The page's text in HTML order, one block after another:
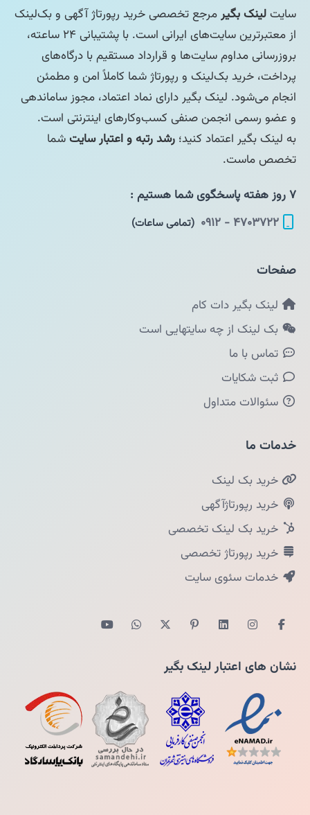
سایتلینک بگیرمرجع تخصصی خرید رپورتاژ آگهی و بک‌لینک
از معتبرترین سایت‌های ایرانی است. با پشتیبانی ۲۴ ساعته،
بروزرسانی مداوم سایت‌ها و قرارداد مستقیم با درگاه‌های
پرداخت، خرید بک‌لینک و رپورتاژ شما کاملاً امن و مطمئن
انجام می‌شود. لینک بگیر دارای نماد اعتماد، مجوز ساماندهی
و عضو رسمی انجمن صنفی کسب‌وکارهای اینترنتی است.
به لینک بگیر اعتماد کنید؛ رشد رتبه و اعتبار سایتشما
تخصص ماست.
۷ روز هفته پاسخگوی شما هستیم :
۴۷۰۳۷۲۲ - ۰۹۱۲
(تمامی ساعات)
صفحات
لینک بگیر دات کام
بک لینک از چه سایتهایی است
تماس با ما
ثبت شکایات
سئوالات متداول
خدمات ما
خرید بک لینک
خرید رپورتاژآگهی
خرید بک لینک تخصصی
خرید رپورتاژ تخصصی
خدمات سئوی سایت
نشان های اعتبار لینک بگیر